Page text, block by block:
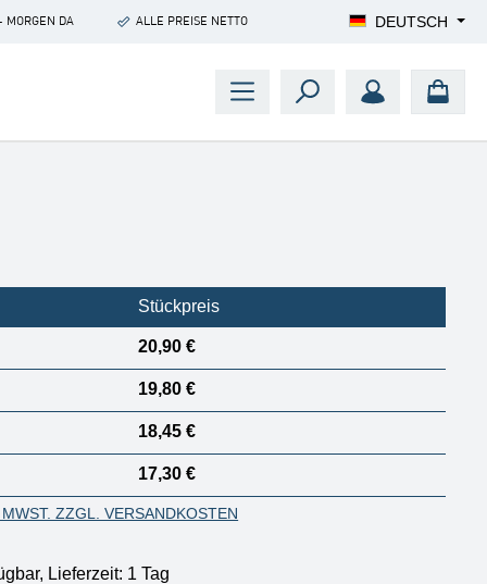
MORGEN DA ALLE PREISE NETTO DEUTSCH
Stückpreis
20,90 €
19,80 €
18,45 €
17,30 €
ZZGL. VERSANDKOSTEN
Lieferzeit: 1 Tag